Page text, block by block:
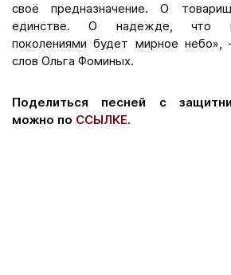
своё предназначение. О
единстве. О надежде, что
поколениями будет мирное небо»,
слов Ольга Фоминых.
Поделиться песней с
можно по ССЫЛКЕ.